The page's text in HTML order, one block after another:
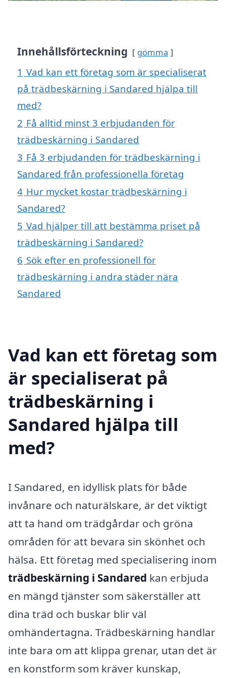
Innehållsförteckning gömma
1 Vad kan ett företag som är specialiserat
på trädbeskärning i Sandared hjälpa till
med?
2 Få alltid minst 3 erbjudanden för
trädbeskärning i Sandared
3 Få 3 erbjudanden för trädbeskärning i
Sandared från professionella företag
4 Hur mycket kostar trädbeskärning i
Sandared?
5 Vad hjälper till att bestämma priset på
trädbeskärning i Sandared?
6 Sök efter en professionell för
trädbeskärning i andra städer nära
Sandared
Vad kan ett företag som
är specialiserat på
trädbeskärning i
Sandared hjälpa till
med?
I Sandared, en idyllisk plats för både
invånare och naturälskare, är det viktigt
att ta hand om trädgårdar och gröna
områden för att bevara sin skönhet och
hälsa. Ett företag med specialisering inom
trädbeskärning i Sandared kan erbjuda
en mängd tjänster som säkerställer att
dina träd och buskar blir väl
omhändertagna. Trädbeskärning handlar
inte bara om att klippa grenar, utan det är
en konstform som kräver kunskap,